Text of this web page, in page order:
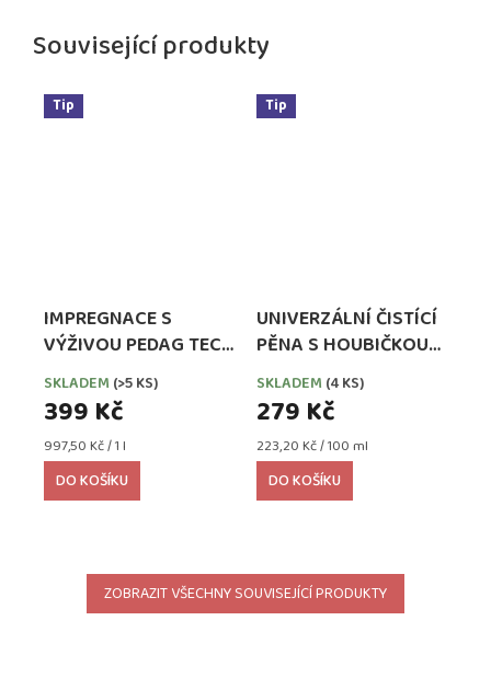
Související produkty
Tip
IMPREGNACE S
VÝŽIVOU PEDAG TECH
WATERPROOFER,
EXTRA SILNÁ
SKLADEM (>5 KS)
399 Kč
Měrná
cena:
997,50 Kč / 1 l
DO KOŠÍKU
Tip
UNIVERZÁLNÍ ČISTÍCÍ
PĚNA S HOUBIČKOU
PEDAG COMBI SET
SKLADEM (4 KS)
279 Kč
Měrná
cena:
223,20 Kč / 100 ml
DO KOŠÍKU
ZOBRAZIT VŠECHNY SOUVISEJÍCÍ PRODUKTY